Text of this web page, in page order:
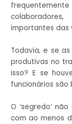
importantes das
Todavia, e se
produtivas no
isso? E se
funcionários são
O ‘segredo’
com ao menos